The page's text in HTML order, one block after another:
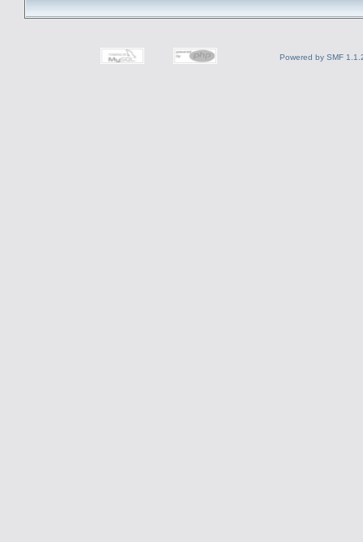
Powered by SMF